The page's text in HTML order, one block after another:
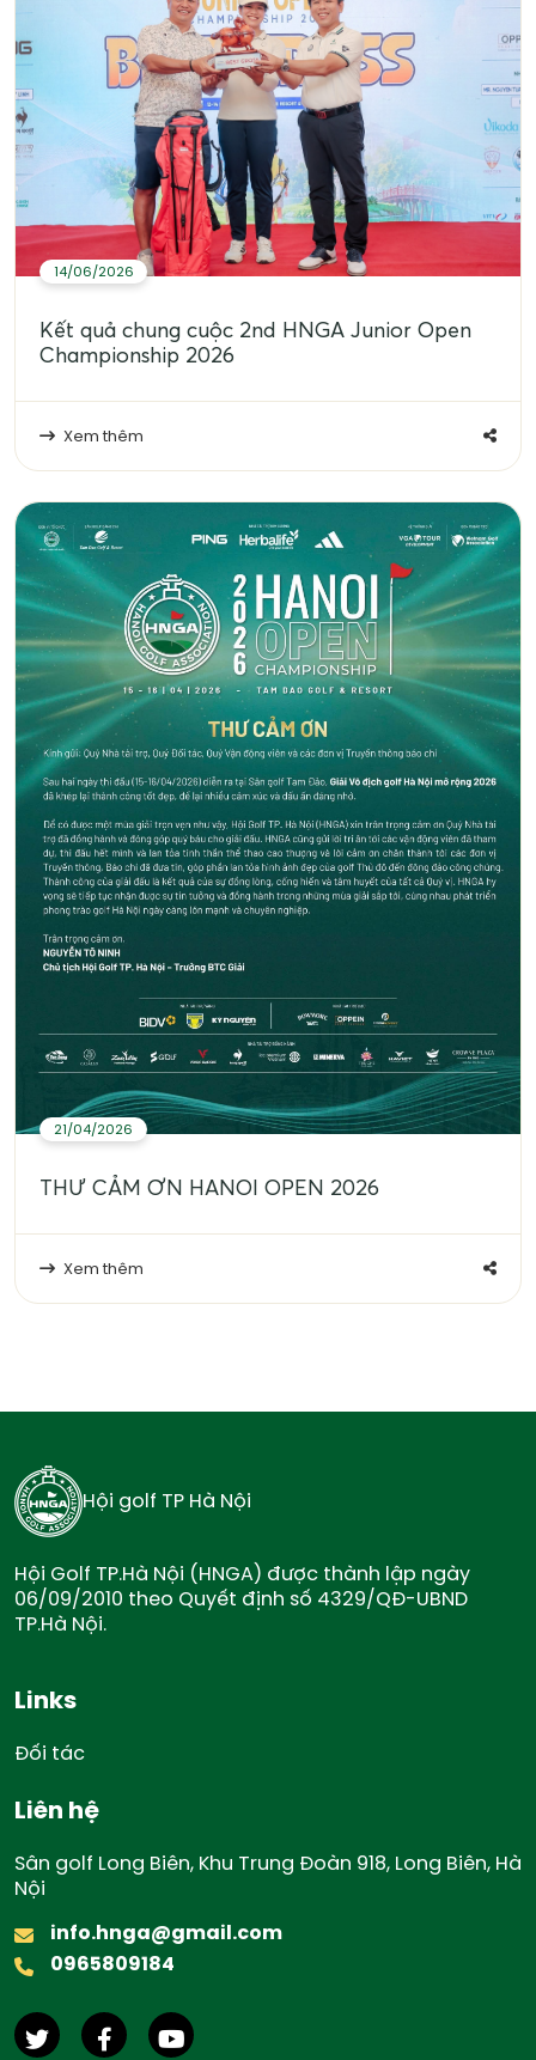
14/06/2026
Kết quả chung cuộc 2nd HNGA Junior Open
Championship 2026
Xem thêm
21/04/2026
THƯ CẢM ƠN HANOI OPEN 2026
Xem thêm
Hội golf TP Hà Nội
Hội Golf TP.Hà Nội (HNGA) được thành lập ngày
06/09/2010 theo Quyết định số 4329/QĐ-UBND
TP.Hà Nội.
Links
Đối tác
Liên hệ
Sân golf Long Biên, Khu Trung Đoàn 918, Long Biên, Hà
Nội
info.hnga@gmail.com
0965809184